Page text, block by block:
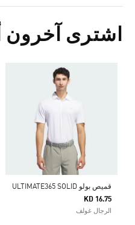
اشترى آخرون
قميص بولو ULTIMATE365 SOLID
KD 16.75
الرجال غولف